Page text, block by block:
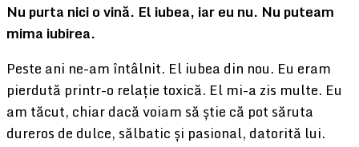
Nu purta nici o vină. El iubea, iar eu nu. Nu puteam
mima iubirea.
Peste ani ne-am întâlnit. El iubea din nou. Eu eram
pierdută printr-o relație toxică. El mi-a zis multe. Eu
am tăcut, chiar dacă voiam să știe că pot săruta
dureros de dulce, sălbatic și pasional, datorită lui.